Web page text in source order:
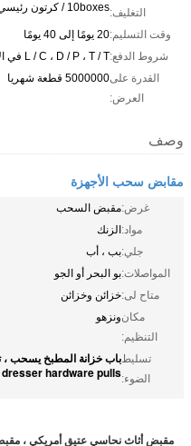
التغليف:10boxes / كرتون رئيسي.
وقت التسليم:20 يومًا إلى 40 يومًا
شروط الدفع:L / C ، D / P ، T / T في الأفق.
القدرة على
العرض:
5000000 قطعة شهريا
وصف
مقابض سحب الأجهزة
غرض:مقبض السحب
مواد:الزنك
جلي:بب ، أب
المواصلات:بو البحر أو الجو
متاح لى:خزائن وخزائن
مكان
التنظيم:
ونزهو
تسليط
الضوء:
باب خزانة المطبخ يسحب
dresser hardware pulls
مقبض أثاث نحاسي عتيق أمريكي ،